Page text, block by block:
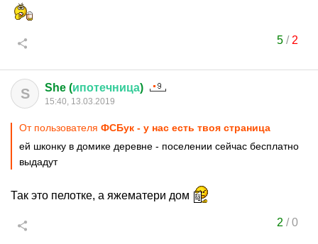
5/ 2
S She (ипотечница)
15:40, 13.03.2019
От пользователя ФСБук - у нас есть твоя страница
ей шконку в домике деревне - поселении сейчас бесплатно
выдадут
Так это пелотке, а яжематери дом
2 /0